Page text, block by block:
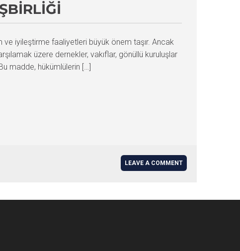
ve iyileştirme faaliyetleri büyük önem taşır. Ancak
üzere dernekler, vakıflar, gönüllü kuruluşlar
madde, hükümlülerin […]
LEAVE A COMMENT